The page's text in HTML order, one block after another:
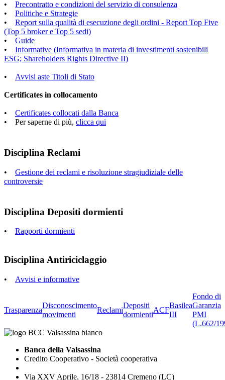
• Precontratto e condizioni del servizio di consulenza
• Politiche e Strategie
• Report sulla qualità di esecuzione degli ordini - Report Top Five
(Top 5 broker e Top 5 sedi)
• Guide
• Informative (Informativa in materia di investimenti sostenibili
ESG; Shareholders Rights Directive II)
• Avvisi aste Titoli di Stato
Certificates in collocamento
• Certificates collocati dalla Banca
• Per saperne di più, clicca qui
Disciplina Reclami
• Gestione dei reclami e risoluzione stragiudiziale delle
controversie
Disciplina Depositi dormienti
• Rapporti dormienti
Disciplina Antiriciclaggio
• Avvisi e informative
Trasparenza
Disconoscimento
movimenti
Reclami
Depositi
dormienti
ACF
Basilea
III
Fondo di
Garanzia
PMI
(L.662/
Banca della Valsassina
Credito Cooperativo - Società cooperativa
Via XXV Aprile, 16/18 - 23814 Cremeno (LC)